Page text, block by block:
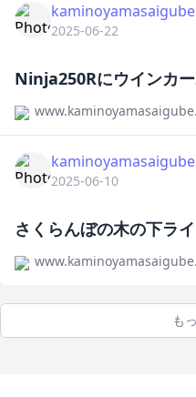
kaminoyamasaigube
2025-06-22
Ninja250Rにウインカ
kaminoyamasaigube
2025-06-10
さくらんぼの木の下ラ
も